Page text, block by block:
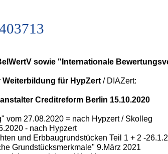
sowie "Internationale
Weiterbildung für HypZert / DIAZert:
Creditreform Berlin 15.10.2020
vom 27.08.2020 = nach Hypzert / Skolleg
- nach Hypzert
und Erbbaugrundstücken Teil 1 + 2 -
Grundstücksmerkmale" 9.März 2021